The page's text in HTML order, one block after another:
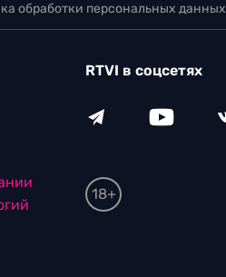
обработки персональных данных
RTVI в соцсетях
18+